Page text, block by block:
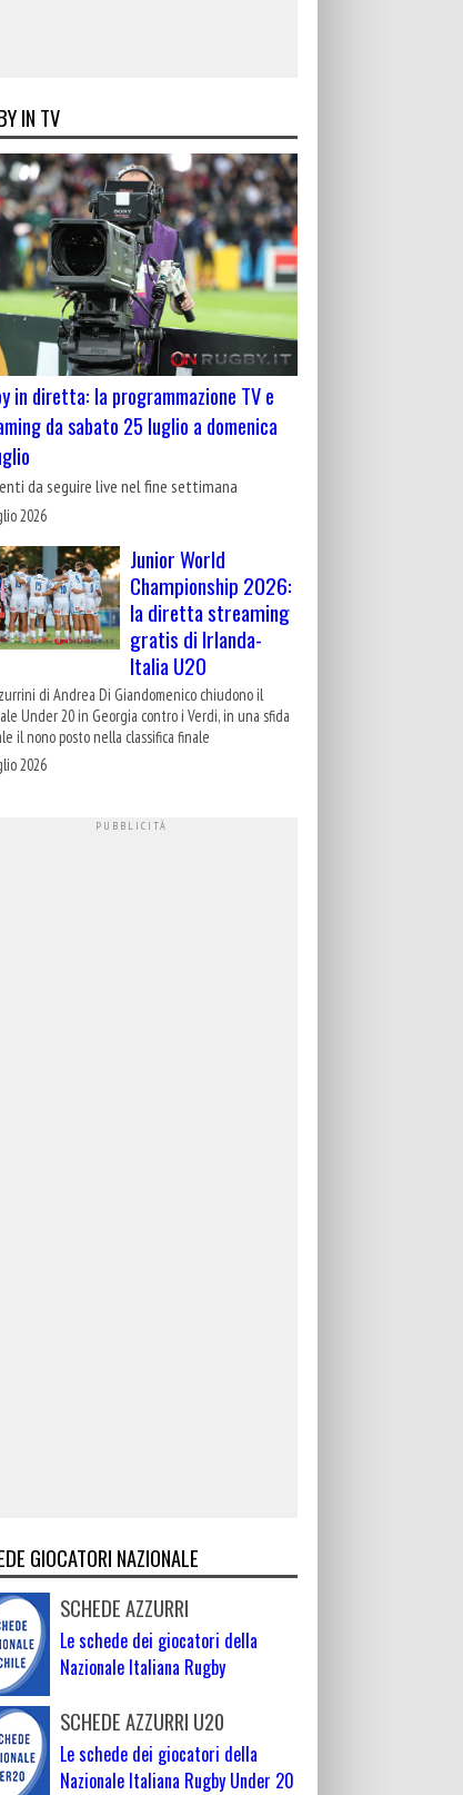
IN TV
in diretta: la programmazione TV e
da sabato 25 luglio a domenica
da seguire live nel fine settimana
2026
Junior World
Championship 2026:
la diretta streaming
gratis di Irlanda-
Italia U20
di Andrea Di Giandomenico chiudono il
Under 20 in Georgia contro i Verdi, in una sfida
il nono posto nella classifica finale
2026
GIOCATORI NAZIONALE
SCHEDE AZZURRI
Le schede dei giocatori della
Nazionale Italiana Rugby
SCHEDE AZZURRI U20
Le schede dei giocatori della
Nazionale Italiana Rugby Under 20